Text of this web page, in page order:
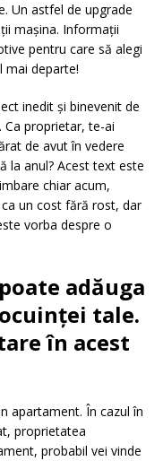
Un astfel de upgrade
mașina. Informații
pentru care să alegi
mai departe!
inedit și binevenit de
proprietar, te-ai
de avut în vedere
la anul? Acest text este
chiar acum,
un cost fără rost, dar
vorba despre o
adăuga
tale.
în acest
apartament. În cazul în
proprietatea
probabil vei vinde